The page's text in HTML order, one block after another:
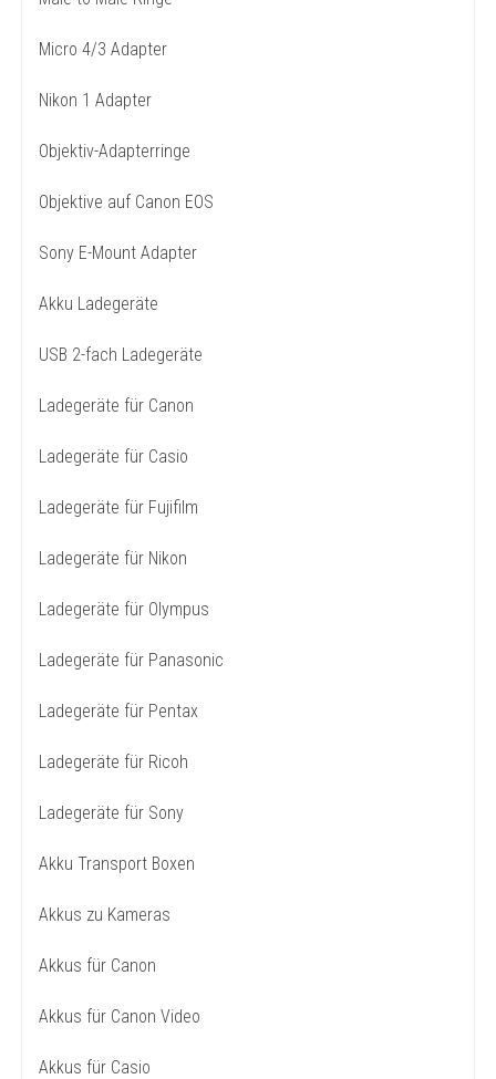
Micro 4/3 Adapter
Nikon 1 Adapter
Objektiv-Adapterringe
Objektive auf Canon EOS
Sony E-Mount Adapter
Akku Ladegeräte
USB 2-fach Ladegeräte
Ladegeräte für Canon
Ladegeräte für Casio
Ladegeräte für Fujifilm
Ladegeräte für Nikon
Ladegeräte für Olympus
Ladegeräte für Panasonic
Ladegeräte für Pentax
Ladegeräte für Ricoh
Ladegeräte für Sony
Akku Transport Boxen
Akkus zu Kameras
Akkus für Canon
Akkus für Canon Video
Akkus für Casio